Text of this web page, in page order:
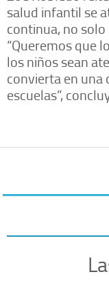
salud infantil se
continua, no
“Queremos que
los niños sean
convierta en una
escuelas”,